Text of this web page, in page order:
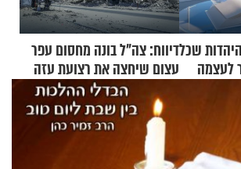
שכל
לעצמה
דיווח: צה"ל בונה מחסום עפר
עצום שיחצה את רצועת עזה
לשניים